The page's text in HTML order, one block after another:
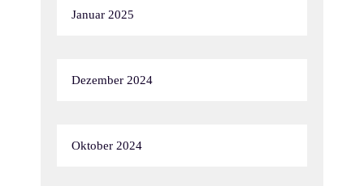
Januar 2025
Dezember 2024
Oktober 2024